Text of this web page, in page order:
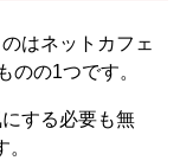
はネットカフェ
のの1つです。
する必要も無